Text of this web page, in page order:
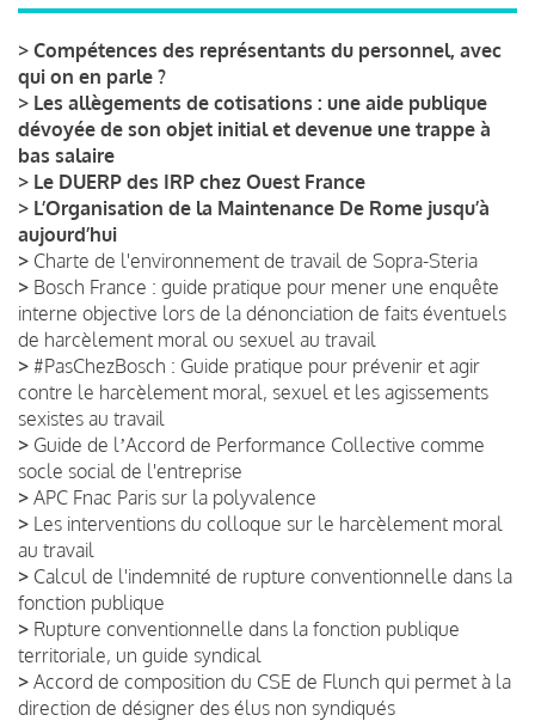
> Compétences des représentants du personnel, avec
qui on en parle ?
> Les allègements de cotisations : une aide publique
dévoyée de son objet initial et devenue une trappe à
bas salaire
> Le DUERP des IRP chez Ouest France
> L’Organisation de la Maintenance De Rome jusqu’à
aujourd’hui
> Charte de l'environnement de travail de Sopra-Steria
> Bosch France : guide pratique pour mener une enquête
interne objective lors de la dénonciation de faits éventuels
de harcèlement moral ou sexuel au travail
> #PasChezBosch : Guide pratique pour prévenir et agir
contre le harcèlement moral, sexuel et les agissements
sexistes au travail
> Guide de lʼAccord de Performance Collective comme
socle social de l'entreprise
> APC Fnac Paris sur la polyvalence
> Les interventions du colloque sur le harcèlement moral
au travail
> Calcul de l'indemnité de rupture conventionnelle dans la
fonction publique
> Rupture conventionnelle dans la fonction publique
territoriale, un guide syndical
> Accord de composition du CSE de Flunch qui permet à la
direction de désigner des élus non syndiqués